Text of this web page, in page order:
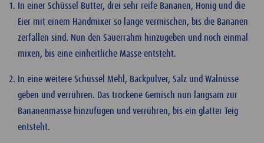
In einer Schüssel Butter, drei sehr reife Bananen, Honig und die
Eier mit einem Handmixer so lange vermischen, bis die Bananen
zerfallen sind. Nun den Sauerrahm hinzugeben und noch einmal
mixen, bis eine einheitliche Masse entsteht.
In eine weitere Schüssel Mehl, Backpulver, Salz und Walnüsse
geben und verrühren. Das trockene Gemisch nun langsam zur
Bananenmasse hinzufügen und verrühren, bis ein glatter Teig
entsteht.